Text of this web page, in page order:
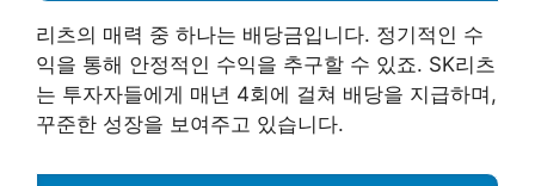
리츠의 매력 중 하나는 배당금입니다. 정기적인 수
익을 통해 안정적인 수익을 추구할 수 있죠. SK리츠
는 투자자들에게 매년 4회에 걸쳐 배당을 지급하며,
꾸준한 성장을 보여주고 있습니다.